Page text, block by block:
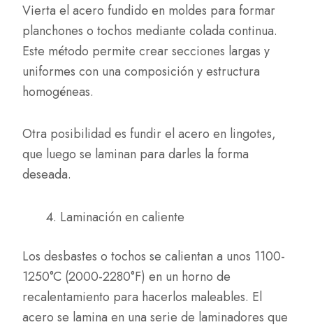
Vierta el acero fundido en moldes para formar
planchones o tochos mediante colada continua.
Este método permite crear secciones largas y
uniformes con una composición y estructura
homogéneas.
Otra posibilidad es fundir el acero en lingotes,
que luego se laminan para darles la forma
deseada.
Laminación en caliente
Los desbastes o tochos se calientan a unos 1100-
1250°C (2000-2280°F) en un horno de
recalentamiento para hacerlos maleables. El
acero se lamina en una serie de laminadores que